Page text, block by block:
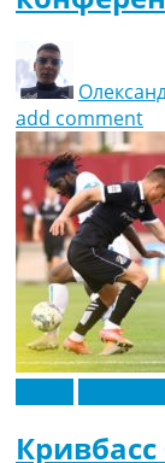
add comment